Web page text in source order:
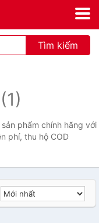
Tìm kiếm
(1)
phẩm chính hãng với
phí, thu hộ COD